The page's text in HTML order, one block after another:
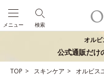
検索
メニュー
オル
公式通販だけ
TOP スキンケア オルビス